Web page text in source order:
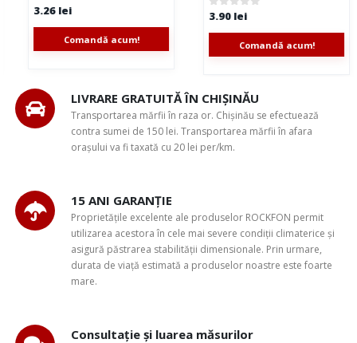
out of 5
3.26lei
Comandă acum!
out of 5
3.90lei
Comandă acum!
LIVRARE GRATUITĂ ÎN CHIȘINĂU
Transportarea mărfii în raza or. Chișinău se efectuează
contra sumei de 150 lei. Transportarea mărfii în afara
orașului va fi taxată cu 20 lei per/km.
15 ANI GARANȚIE
Proprietățile excelente ale produselor ROCKFON permit
utilizarea acestora în cele mai severe condiții climaterice și
asigură păstrarea stabilității dimensionale. Prin urmare,
durata de viață estimată a produselor noastre este foarte
mare.
Consultație și luarea măsurilor